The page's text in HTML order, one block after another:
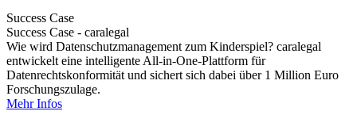
Success Case
Success Case - caralegal
Wie wird Datenschutzmanagement zum Kinderspiel? caralegal
entwickelt eine intelligente All-in-One-Plattform für
Datenrechtskonformität und sichert sich dabei über 1 Million Euro
Forschungszulage.
Mehr Infos